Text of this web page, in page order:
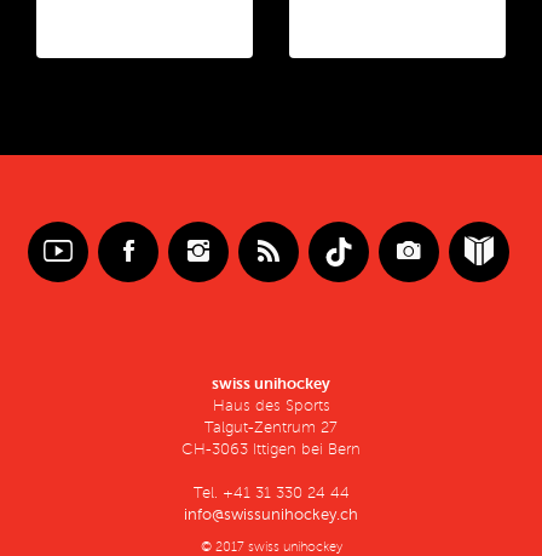
swiss unihockey
Haus des Sports
Talgut-Zentrum 27
CH-3063 Ittigen bei Bern
Tel. +41 31 330 24 44
info@swissunihockey.ch
© 2017 swiss unihockey